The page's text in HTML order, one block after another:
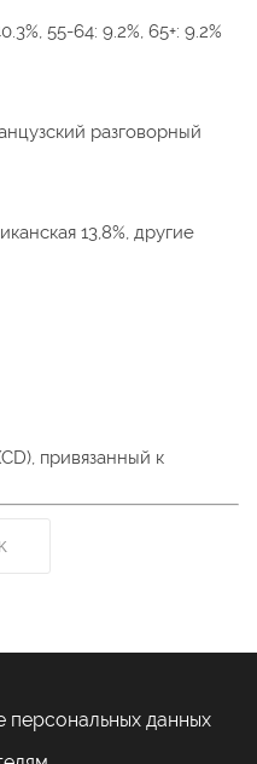
55-64: 9.2%, 65+: 9.2%
разговорный
13,8%, другие
привязанный к
персональных данных